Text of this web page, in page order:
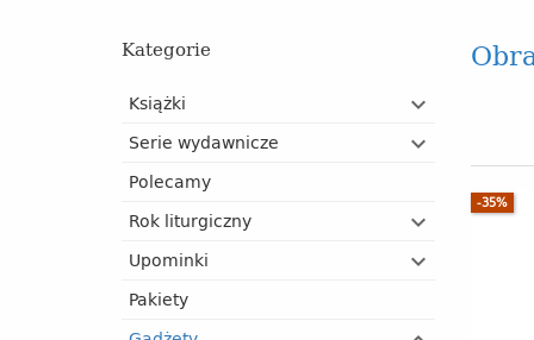
Kategorie
Książki
Serie wydawnicze
Polecamy
Rok liturgiczny
Upominki
Pakiety
-35%